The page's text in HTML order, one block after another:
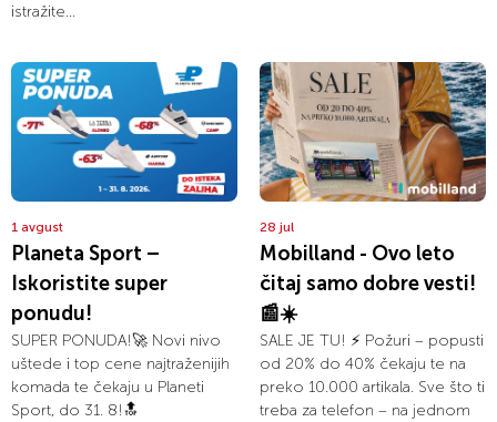
istražite...
1 avgust
Planeta Sport –
Iskoristite super
ponudu!
SUPER PONUDA!🚀 Novi nivo
uštede i top cene najtraženijih
komada te čekaju u Planeti
Sport, do 31. 8!🔝
28 jul
Mobilland - Ovo leto
čitaj samo dobre vesti!
📰☀️
SALE JE TU! ⚡ Požuri – popusti
od 20% do 40% čekaju te na
preko 10.000 artikala. Sve što ti
treba za telefon – na jednom